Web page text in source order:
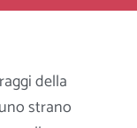
della
strano